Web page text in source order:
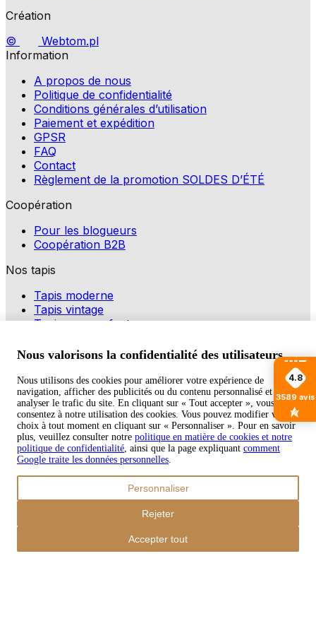
Création
©
Webtom.pl
Information
A propos de nous
Politique de confidentialité
Conditions générales d’utilisation
Paiement et expédition
GPSR
FAQ
Contact
Règlement de la promotion SOLDES D’ÉTÉ
Coopération
Pour les blogueurs
Coopération B2B
Nos tapis
Tapis moderne
Tapis vintage
Tapis pour enfants
Modes de paiement
Copyright © 2026 TAPISO
4.8
3589 avis
Nous valorisons la confidentialité des utilisateurs
Nous utilisons des cookies pour améliorer votre expérience de
navigation, afficher des publicités ou du contenu personnalisé et
analyser le trafic du site. En cliquant sur « Tout accepter », vous
consentez à notre utilisation des cookies. Vous pouvez modifier votre
choix à tout moment en cliquant sur « Personnaliser ». Pour en savoir
plus, veuillez consulter notre politique en matière de cookies et notre
politique de confidentialité, ainsi que la page expliquant comment
Google traite les données personnelles.
Personnaliser
Rejeter
Accepter tout
Panier
0,00
0,00
Poursuivre les achats